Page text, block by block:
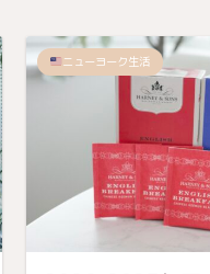
ニューヨーク生活